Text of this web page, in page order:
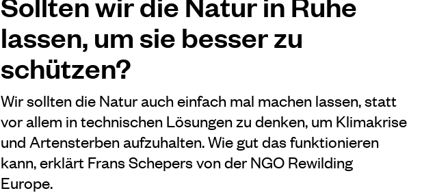
lassen, um sie besser zu
schützen?
Wir sollten die Natur auch einfach mal machen lassen, statt
vor allem in technischen Lösungen zu denken, um Klimakrise
und Artensterben aufzuhalten. Wie gut das funktionieren
kann, erklärt Frans Schepers von der NGO Rewilding
Europe.